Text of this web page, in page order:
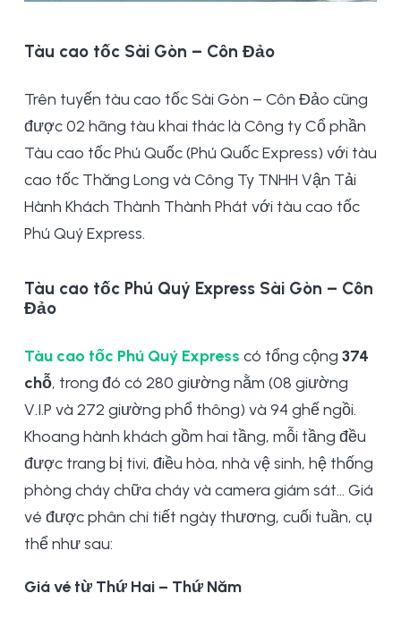
Tàu cao tốc Sài Gòn – Côn Đảo
Trên tuyến tàu cao tốc Sài Gòn – Côn Đảo cũng
được 02 hãng tàu khai thác là Công ty Cổ phần
Tàu cao tốc Phú Quốc (Phú Quốc Express) với tàu
cao tốc Thăng Long và Công Ty TNHH Vận Tải
Hành Khách Thành Thành Phát với tàu cao tốc
Phú Quý Express.
Tàu cao tốc Phú Quý Express Sài Gòn – Côn
Đảo
Tàu cao tốc Phú Quý Express có tổng cộng 374
chỗ, trong đó có 280 giường nằm (08 giường
V.I.P và 272 giường phổ thông) và 94 ghế ngồi.
Khoang hành khách gồm hai tầng, mỗi tầng đều
được trang bị tivi, điều hòa, nhà vệ sinh, hệ thống
phòng cháy chữa cháy và camera giám sát… Giá
vé được phân chi tiết ngày thương, cuối tuần, cụ
thể như sau:
Giá vé từ Thứ Hai – Thứ Năm